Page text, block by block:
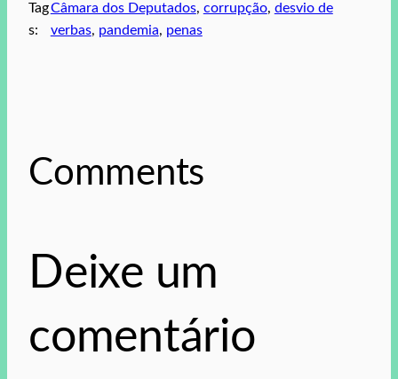
Tag
s:
Câmara dos Deputados, corrupção, desvio de
verbas, pandemia, penas
Comments
Deixe um
comentário